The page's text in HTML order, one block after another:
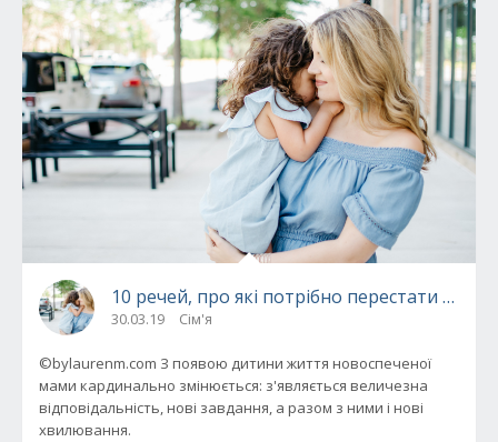
10 речей, про які потрібно перестати
30.03.19 Сім'я
©bylaurenm.com З появою дитини життя новоспеченої
мами кардинально змінюється: з'являється величезна
відповідальність, нові завдання, а разом з ними і нові
хвилювання.